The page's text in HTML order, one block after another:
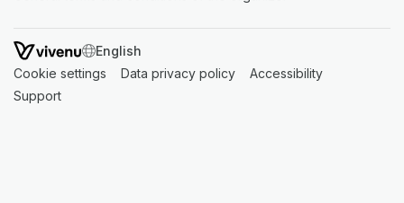
SWITCH LANGUAGE
Cookie settings (opens in a new tab)
Data privacy policy (opens in a new tab)
Accessibility
Support